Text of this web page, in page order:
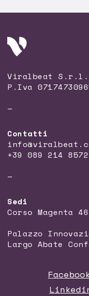
Viralbeat S.r.l.
P.Iva
—
Contatti
+39 089 214 8572
—
Sedi
Corso Magenta
Palazzo
Largo Abate